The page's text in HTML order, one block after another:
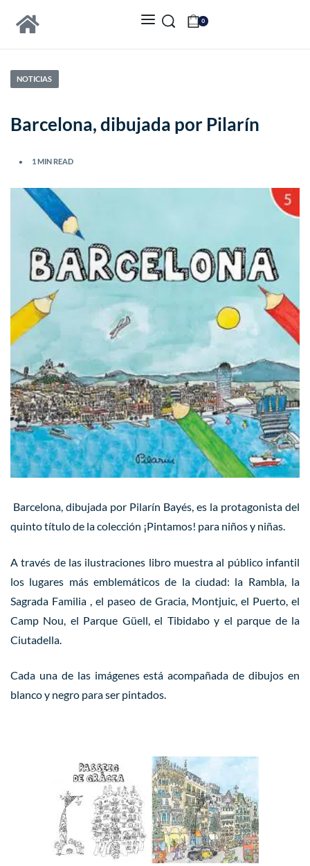
0
NOTICIAS
Barcelona, dibujada por Pilarín
1 MIN READ
Barcelona, ​​dibujada por Pilarín Bayés, es la protagonista del
quinto título de la colección ¡Pintamos! para niños y niñas.
A través de las ilustraciones libro muestra al público infantil
los lugares más emblemáticos de la ciudad: la Rambla, la
Sagrada Familia , el paseo de Gracia, Montjuic, el Puerto, el
Camp Nou, el Parque Güell, el Tibidabo y el parque de la
Ciutadella.
Cada una de las imágenes está acompañada de dibujos en
blanco y negro para ser pintados.